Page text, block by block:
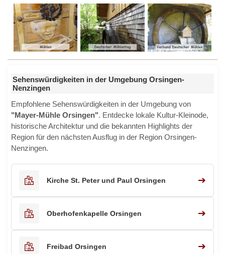
Sehenswürdigkeiten in der Umgebung Orsingen-
Nenzingen
Empfohlene Sehenswürdigkeiten in der Umgebung von
"Mayer-Mühle Orsingen". Entdecke lokale Kultur-Kleinode,
historische Architektur und die bekannten Highlights der
Region für den nächsten Ausflug in der Region Orsingen-
Nenzingen.
Kirche St. Peter und Paul Orsingen ➔
Oberhofenkapelle Orsingen ➔
Freibad Orsingen ➔